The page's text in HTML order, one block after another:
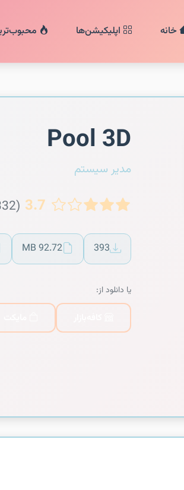
خانه اپلیکیشن‌ها
Pool 3D
مدیر سیستم
3.7 (332 نظر)
393
92.72 MB
یا دانلود از: